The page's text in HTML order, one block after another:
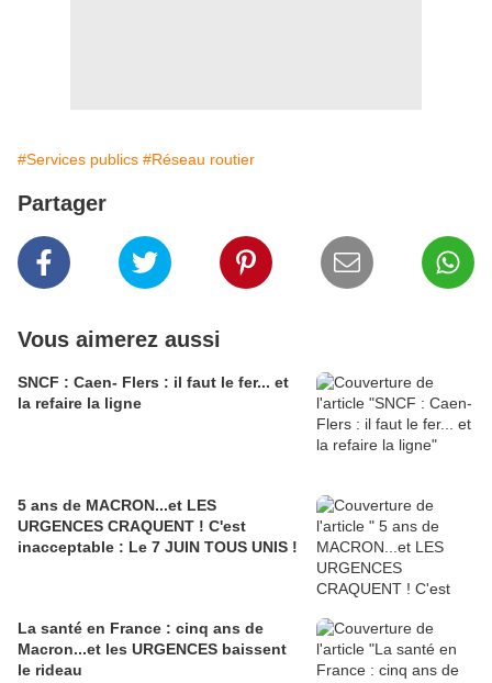
#Services publics #Réseau routier
Partager
Vous aimerez aussi
SNCF : Caen- Flers : il faut le fer... et
la refaire la ligne
5 ans de MACRON...et LES
URGENCES CRAQUENT ! C'est
inacceptable : Le 7 JUIN TOUS UNIS !
La santé en France : cinq ans de
Macron...et les URGENCES baissent
le rideau